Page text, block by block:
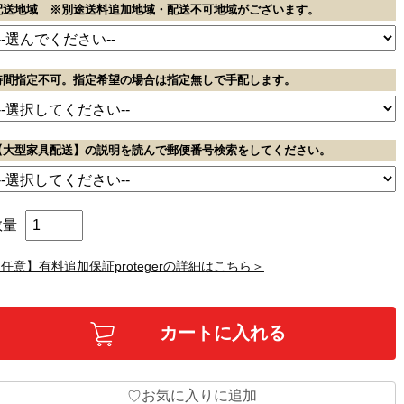
送地域 ※別途送料追加地域・配送不可地域がございます。
間指定不可。指定希望の場合は指定無しで手配します。
大型家具配送】の説明を読んで郵便番号検索をしてください。
量
意】有料追加保証protegerの詳細はこちら＞
♡お気に入りに追加